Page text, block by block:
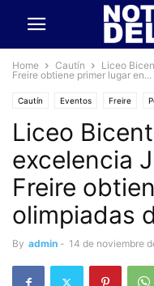
Home Cautín
Liceo
Freire obtiene primer lugar en...
Cautín Eventos Freire
Liceo
excelencia
Freire
olimpiadas
By admin - 14 de noviembre